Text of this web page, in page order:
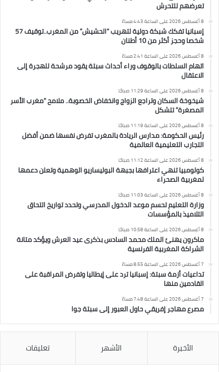
تعرضهم للتحرش
8 أغسطس 2026 على الساعة 4:43 مساءً
إسبانيا تفكك شبكة دولية لتهريب “الحشيش” من المغرب..توقيف 57
شخصا وحجز أكثر من 10 أطنان
8 أغسطس 2026 على الساعة 2:41 مساءً
اتهام السلطات بالوقوف وراء أحداث سبتة يقود مرشحة للهجرة إلى
الاعتقال
8 أغسطس 2026 على الساعة 11:29 صباحًا
شيخوخة السكان وتراجع الزواج وانخفاض الخصوبة.. ملامح “مغرب الأسر
المصغرة” تتشكل
8 أغسطس 2026 على الساعة 11:19 صباحًا
رئيس الحكومة: مدارس الريادة بالمغرب تفرض نفسها ضمن أفضل
التجارب التعليمية العالمية
8 أغسطس 2026 على الساعة 11:12 صباحًا
كولومبيا تنهي اعترافها بجبهة البوليساريو الوهمية وتعلن دعمها
لمغربية الصحراء
8 أغسطس 2026 على الساعة 11:03 صباحًا
وزارة التعليم تحسم موعد الدخول المدرسي وتحدد تواريخ التحاق
التلاميذ بالمؤسسات
8 أغسطس 2026 على الساعة 10:58 صباحًا
ماكرون يهنئ الملك محمد السادس بذكرى عيد العرش ويؤكد متانة
الشراكة المغربية الفرنسية
7 أغسطس 2026 على الساعة 8:55 مساءً
تداعيات أزمة سبتة: إسبانيا ترد على إيطاليا وتفرض المراقبة على
القادمين منها
7 أغسطس 2026 على الساعة 7:48 مساءً
مصرع مهاجر إفريقي حاول العبور إلى سبتة جوا
الأخيرة الأشهر تعليقات